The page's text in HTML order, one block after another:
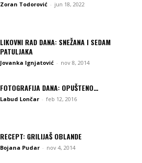
Zoran Todorović - jun 18, 2022
LIKOVNI RAD DANA: SNEŽANA I SEDAM
PATULJAKA
Jovanka Ignjatović - nov 8, 2014
FOTOGRAFIJA DANA: OPUŠTENO…
Labud Lončar - feb 12, 2016
RECEPT: GRILIJAŠ OBLANDE
Bojana Pudar - nov 4, 2014